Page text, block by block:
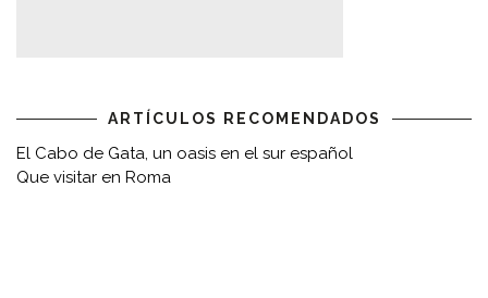
ARTÍCULOS RECOMENDADOS
El Cabo de Gata, un oasis en el sur español
Que visitar en Roma